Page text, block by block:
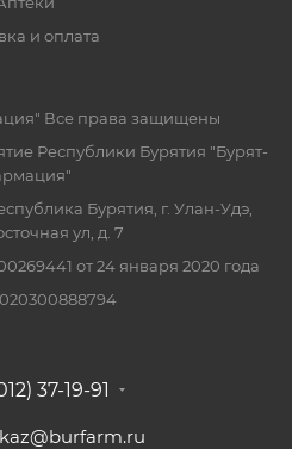
и оплата
Все права защищены
Республики Бурятия "Бурят-
Бурятия, г. Улан-Удэ,
ул, д. 7
от 24 января 2020 года
37-19-91